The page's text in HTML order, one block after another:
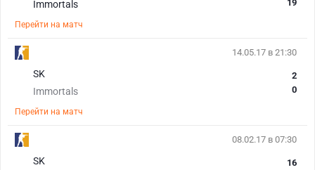
Immortals
19
Перейти на матч
14.05.17 в 21:30
SK
Immortals
2
0
Перейти на матч
08.02.17 в 07:30
SK
16